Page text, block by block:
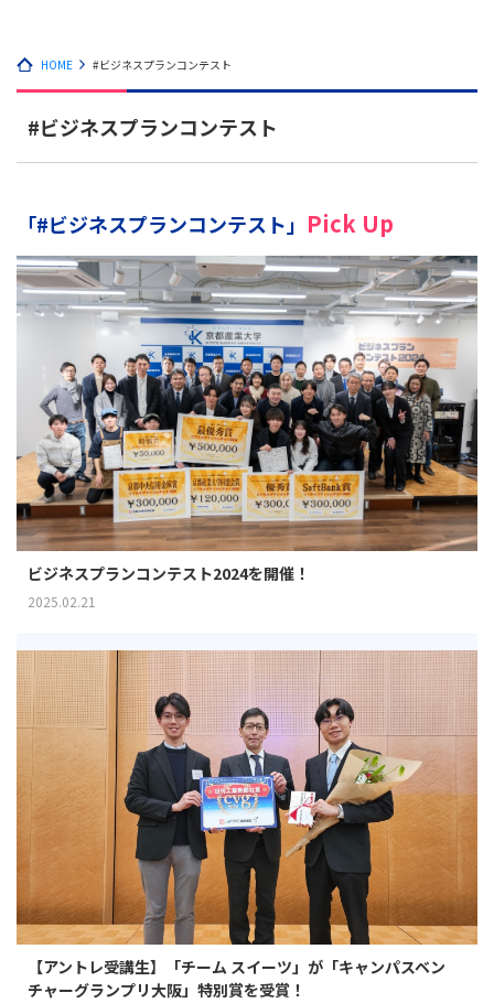
HOME #ビジネスプランコンテスト
#ビジネスプランコンテスト
「#ビジネスプランコンテスト」 Pick Up
ビジネスプランコンテスト2024を開催！
2025.02.21
【アントレ受講生】「チーム スイーツ」が「キャンパスベン
チャーグランプリ大阪」特別賞を受賞！